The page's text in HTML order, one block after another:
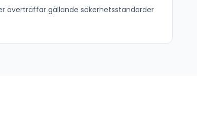
överträffar gällande säkerhetsstandarder